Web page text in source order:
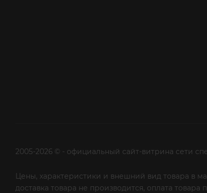
2005-2026 © - официальный сайт-витрина сети
Цены, характеристики и внешний вид товара в
доставка товара не производится, оплата